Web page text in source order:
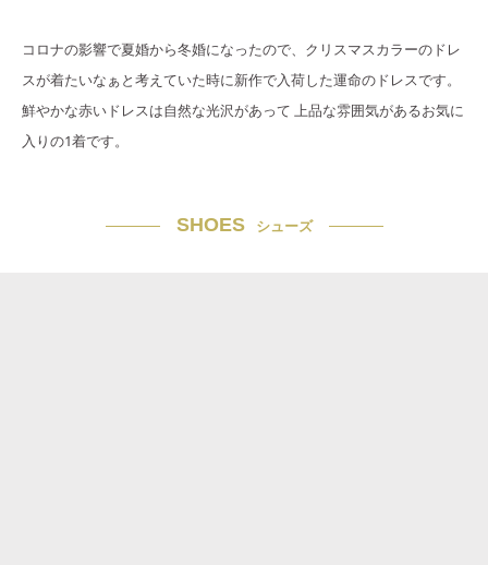
コロナの影響で夏婚から冬婚になったので、クリスマスカラーのドレ
スが着たいなぁと考えていた時に新作で入荷した運命のドレスです。
鮮やかな赤いドレスは自然な光沢があって 上品な雰囲気があるお気に
入りの1着です。
SHOES シューズ